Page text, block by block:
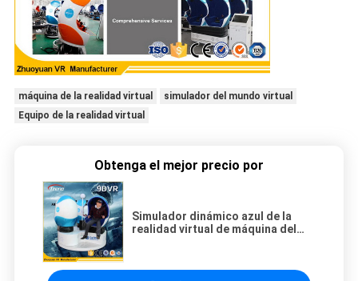
máquina de la realidad virtual
simulador del mundo virtual
Equipo de la realidad virtual
Obtenga el mejor precio por
Simulador dinámico azul de la
realidad virtual de máquina del